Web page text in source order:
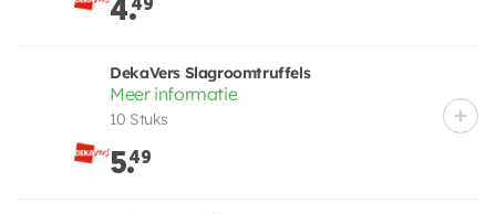
4.49
DekaVers Slagroomtruffels
Meer informatie
10 Stuks
5.49